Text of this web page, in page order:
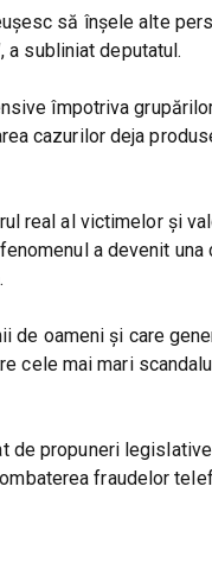
să înșele alte
subliniat deputatul.
împotriva
cazurilor deja
real al victimelor și
a devenit
oameni și care
cele mai mari
de propuneri
fraudelor